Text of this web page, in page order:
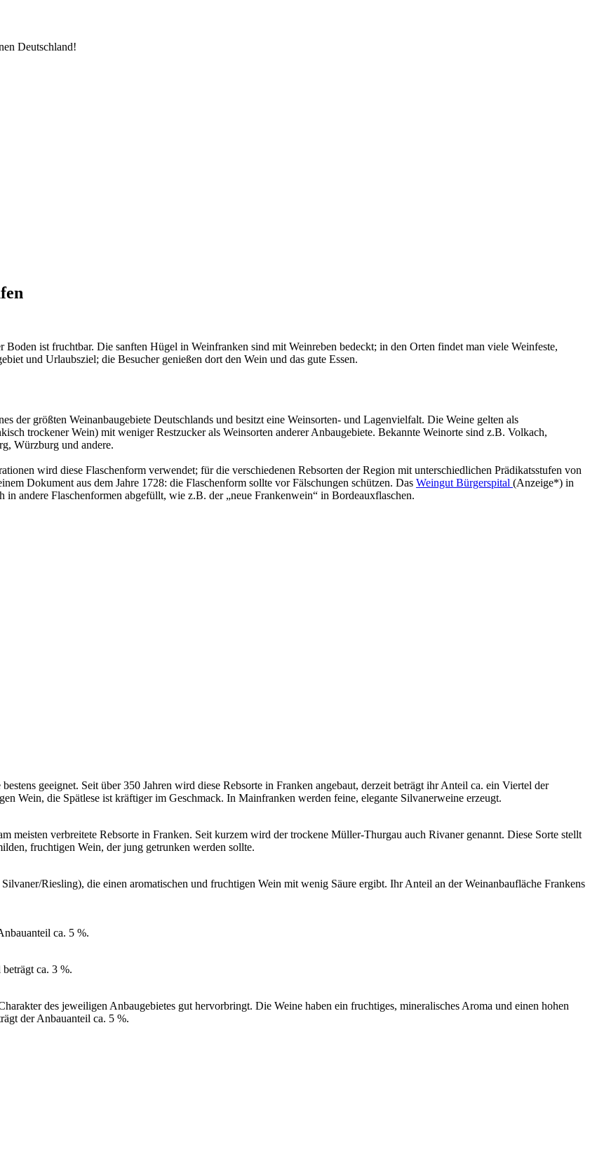
Deutschland!
ist fruchtbar. Die sanften Hügel in Weinfranken sind mit Weinreben bedeckt; in den Orten findet man viele Weinfeste,
und Urlaubsziel; die Besucher genießen dort den Wein und das gute Essen.
der größten Weinanbaugebiete Deutschlands und besitzt eine Weinsorten- und Lagenvielfalt. Die Weine gelten als
trockener Wein) mit weniger Restzucker als Weinsorten anderer Anbaugebiete. Bekannte Weinorte sind z.B. Volkach,
Würzburg und andere.
wird diese Flaschenform verwendet; für die verschiedenen Rebsorten der Region mit unterschiedlichen Prädikatsstufen von
Dokument aus dem Jahre 1728: die Flaschenform sollte vor Fälschungen schützen. Das Weingut Bürgerspital (Anzeige*) in
andere Flaschenformen abgefüllt, wie z.B. der „neue Frankenwein“ in Bordeauxflaschen.
geeignet. Seit über 350 Jahren wird diese Rebsorte in Franken angebaut, derzeit beträgt ihr Anteil ca. ein Viertel der
Wein, die Spätlese ist kräftiger im Geschmack. In Mainfranken werden feine, elegante Silvanerweine erzeugt.
meisten verbreitete Rebsorte in Franken. Seit kurzem wird der trockene Müller-Thurgau auch Rivaner genannt. Diese Sorte stellt
fruchtigen Wein, der jung getrunken werden sollte.
Riesling), die einen aromatischen und fruchtigen Wein mit wenig Säure ergibt. Ihr Anteil an der Weinanbaufläche Frankens
ca. 5 %.
ca. 3 %.
des jeweiligen Anbaugebietes gut hervorbringt. Die Weine haben ein fruchtiges, mineralisches Aroma und einen hohen
der Anbauanteil ca. 5 %.